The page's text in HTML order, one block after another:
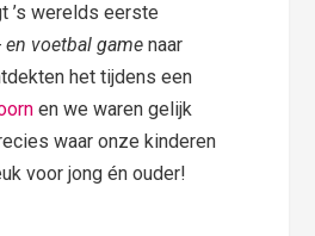
’s werelds eerste
en voetbal gamenaar
het tijdens een
en we waren gelijk
waar onze kinderen
voor jong én ouder!